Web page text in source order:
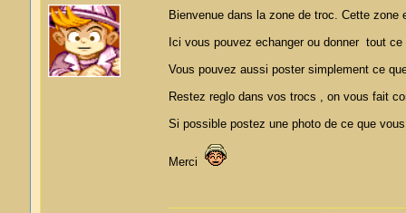
Bienvenue dans la zone de troc. Cette
Ici vous pouvez echanger ou donner tout
Vous pouvez aussi poster simplement ce
Restez reglo dans vos trocs , on vous fait
Si possible postez une photo de ce que
Merci